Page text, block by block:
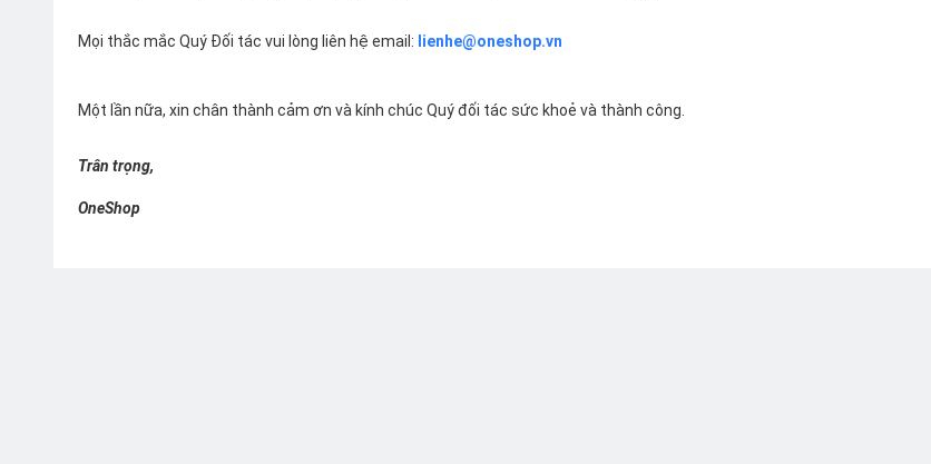
Mọi thắc mắc Quý Đối tác vui lòng liên hệ email: lienhe@oneshop.vn
Một lần nữa, xin chân thành cảm ơn và kính chúc Quý đối tác sức khoẻ và thành công.
Trân trọng,
OneShop